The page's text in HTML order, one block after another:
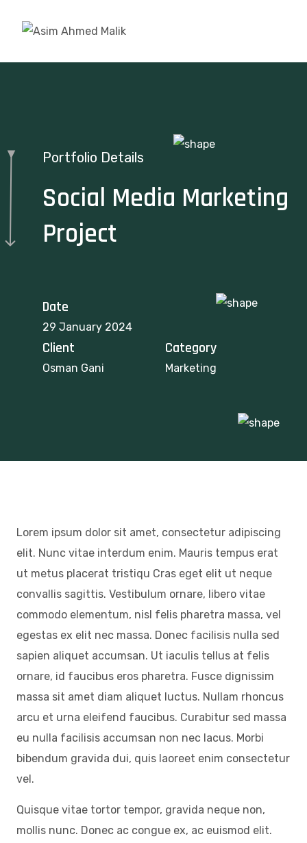
Portfolio Details
Social Media Marketing
Project
Date
29 January 2024
Client
Osman Gani
Category
Marketing
Lorem ipsum dolor sit amet, consectetur adipiscing
elit. Nunc vitae interdum enim. Mauris tempus erat
ut metus placerat tristiqu Cras eget elit ut neque
convallis sagittis. Vestibulum ornare, libero vitae
commodo elementum, nisl felis pharetra massa, vel
egestas ex elit nec massa. Donec facilisis nulla sed
sapien aliquet accumsan. Ut iaculis tellus at felis
ornare, id faucibus eros pharetra. Fusce dignissim
massa sit amet diam aliquet luctus. Nullam rhoncus
arcu et urna eleifend faucibus. Curabitur sed massa
eu nulla facilisis accumsan non nec lacus. Morbi
bibendum gravida dui, quis laoreet enim consectetur
vel.
Quisque vitae tortor tempor, gravida neque non,
mollis nunc. Donec ac congue ex, ac euismod elit.